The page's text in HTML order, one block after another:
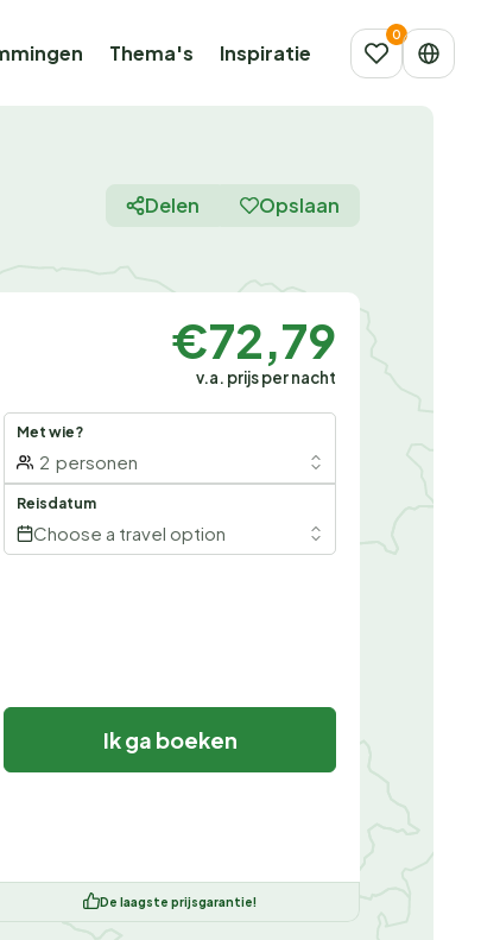
Thema's Inspiratie
Delen Opslaan
€72,79
v.a. prijs per nacht
Met wie?
2 personen
Reisdatum
Choose a travel option
Ik ga boeken
De laagste prijsgarantie!